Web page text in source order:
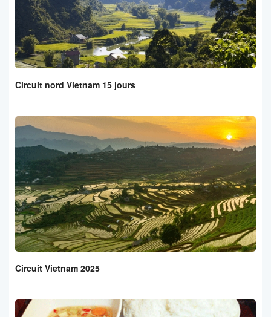
Circuit nord Vietnam 15 jours
Circuit Vietnam 2025